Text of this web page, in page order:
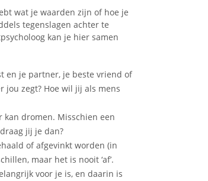
wat je waarden zijn of hoe je
tegenslagen achter te
kan je hier samen
en je partner, je beste vriend of
jou zegt? Hoe wil jij als mens
dromen. Misschien een
jij je dan?
of afgevinkt worden (in
maar het is nooit ‘af’.
voor je is, en daarin is